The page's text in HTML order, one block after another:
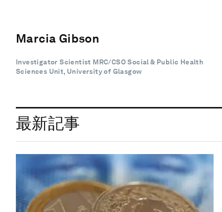
Marcia Gibson
Investigator Scientist MRC/CSO Social & Public Health
Sciences Unit, University of Glasgow
最新記事